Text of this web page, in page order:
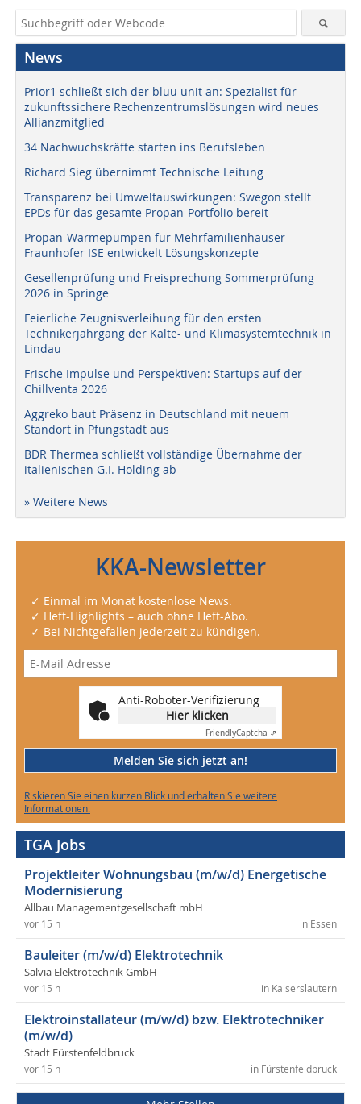
News
Prior1 schließt sich der bluu unit an: Spezialist für
zukunftssichere Rechenzentrumslösungen wird neues
Allianzmitglied
34 Nachwuchskräfte starten ins Berufsleben
Richard Sieg übernimmt Technische Leitung
Transparenz bei Umweltauswirkungen: Swegon stellt
EPDs für das gesamte Propan-Portfolio bereit
Propan-Wärmepumpen für Mehrfamilienhäuser –
Fraunhofer ISE entwickelt Lösungskonzepte
Gesellenprüfung und Freisprechung Sommerprüfung
2026 in Springe
Feierliche Zeugnisverleihung für den ersten
Technikerjahrgang der Kälte- und Klimasystemtechnik in
Lindau
Frische Impulse und Perspektiven: Startups auf der
Chillventa 2026
Aggreko baut Präsenz in Deutschland mit neuem
Standort in Pfungstadt aus
BDR Thermea schließt vollständige Übernahme der
italienischen G.I. Holding ab
» Weitere News
KKA-Newsletter
✓ Einmal im Monat kostenlose News.
✓ Heft-Highlights – auch ohne Heft-Abo.
✓ Bei Nichtgefallen jederzeit zu kündigen.
Anti-Roboter-Verifizierung
Hier klicken
FriendlyCaptcha ⇗
Melden Sie sich jetzt an!
Riskieren Sie einen kurzen Blick und erhalten Sie weitere
Informationen.
TGA Jobs
Projektleiter Wohnungsbau (m/w/d) Energetische
Modernisierung
Allbau Managementgesellschaft mbH
in Essen
vor 15 h
Bauleiter (m/w/d) Elektrotechnik
Salvia Elektrotechnik GmbH
in Kaiserslautern
vor 15 h
Elektroinstallateur (m/w/d) bzw. Elektrotechniker
(m/w/d)
Stadt Fürstenfeldbruck
in Fürstenfeldbruck
vor 15 h